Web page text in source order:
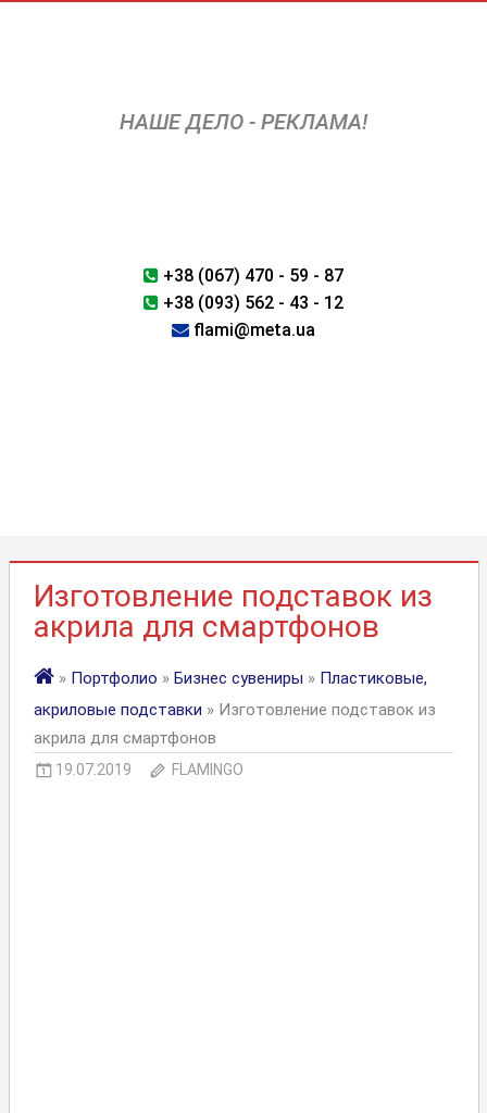
НАШЕ ДЕЛО - РЕКЛАМА!
+38 (067) 470 - 59 - 87
+38 (093) 562 - 43 - 12
flami@meta.ua
Изготовление подставок из
акрила для смартфонов
» Портфолио » Бизнес сувениры » Пластиковые,
акриловые подставки » Изготовление подставок из
акрила для смартфонов
19.07.2019 FLAMINGO